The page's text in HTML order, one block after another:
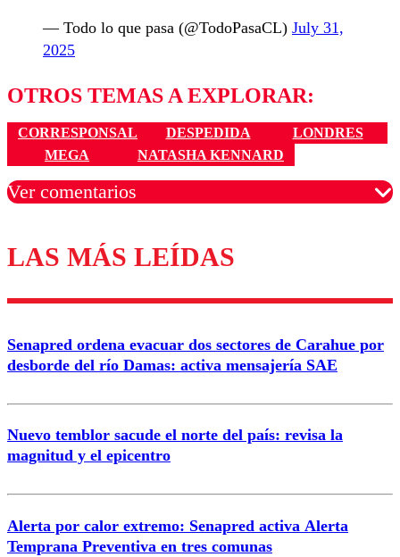
— Todo lo que pasa (@TodoPasaCL) July 31,
2025
OTROS TEMAS A EXPLORAR:
CORRESPONSAL DESPEDIDA
LONDRES
MEGA
NATASHA KENNARD
Ver comentarios
Los comentarios son moderados para garantizar un
diálogo respetuoso.
Correo
LAS MÁS LEÍDAS
Senapred ordena evacuar dos sectores de Carahue por
desborde del río Damas: activa mensajería SAE
Nuevo temblor sacude el norte del país: revisa la
magnitud y el epicentro
Alerta por calor extremo: Senapred activa Alerta
Temprana Preventiva en tres comunas